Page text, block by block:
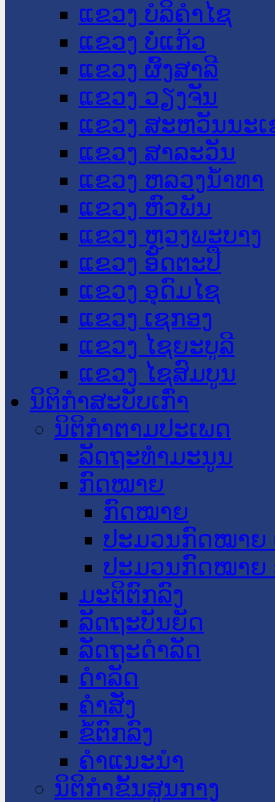
ແຂວງ ບໍລິຄໍາໄຊ
ແຂວງ ບໍ່ແກ້ວ
ແຂວງ ຜົ້ງສາລີ
ແຂວງ ວຽງຈັນ
ແຂວງ ສະຫວັນນະ
ແຂວງ ສາລະວັນ
ແຂວງ ຫລວງນໍ້າທາ
ແຂວງ ຫົວພັນ
ແຂວງ ຫຼວງພະບາງ
ແຂວງ ອັດຕະປື
ແຂວງ ອຸດົມໄຊ
ແຂວງ ເຊກອງ
ແຂວງ ໄຊຍະບູລີ
ແຂວງ ໄຊສົມບູນ
ນິຕິກໍາສະບັບເກົ່າ
ນິຕິກຳຕາມປະເພດ
ລັດຖະທໍາມະນູນ
ກົດໝາຍ
ກົດໝາຍ
ປະມວນກົດໝາຍ
ປະມວນກົດໝາຍ
ມະຕິຕົກລົງ
ລັດຖະບັນຍັດ
ລັດຖະດໍາລັດ
ດໍາລັດ
ຄໍາສັ່ງ
ຂໍ້ຕົກລົງ
ຄໍາແນະນໍາ
ນິຕິກໍາຂັ້ນສູນກາງ